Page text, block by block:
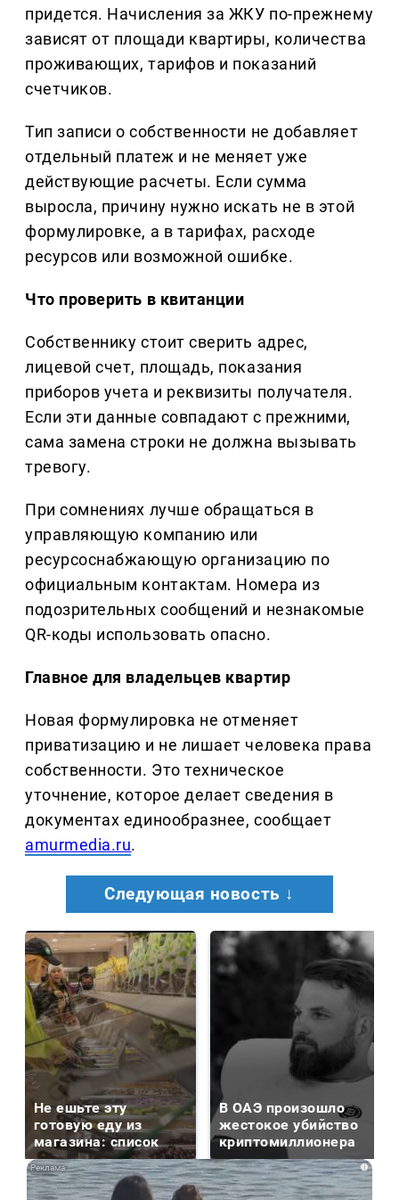
придется. Начисления за ЖКУ по-прежнему
зависят от площади квартиры, количества
проживающих, тарифов и показаний
счетчиков.
Тип записи о собственности не добавляет
отдельный платеж и не меняет уже
действующие расчеты. Если сумма
выросла, причину нужно искать не в этой
формулировке, а в тарифах, расходе
ресурсов или возможной ошибке.
Что проверить в квитанции
Собственнику стоит сверить адрес,
лицевой счет, площадь, показания
приборов учета и реквизиты получателя.
Если эти данные совпадают с прежними,
сама замена строки не должна вызывать
тревогу.
При сомнениях лучше обращаться в
управляющую компанию или
ресурсоснабжающую организацию по
официальным контактам. Номера из
подозрительных сообщений и незнакомые
QR-коды использовать опасно.
Главное для владельцев квартир
Новая формулировка не отменяет
приватизацию и не лишает человека права
собственности. Это техническое
уточнение, которое делает сведения в
документах единообразнее, сообщает
amurmedia.ru.
Следующая новость ↓
Не ешьте эту
готовую еду из
магазина: список
В ОАЭ произошло
жестокое убийство
криптомиллионера
i